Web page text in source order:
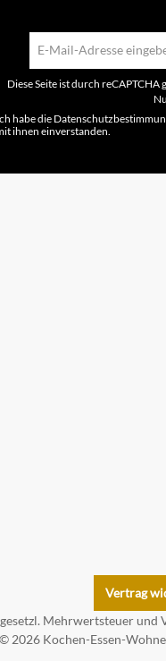
Diese Seite ist durch reCAPTCHA
habe die
ihnen einverstanden.
Vertrag
Mehrwertsteuer und
© 2026 Kochen-Essen-